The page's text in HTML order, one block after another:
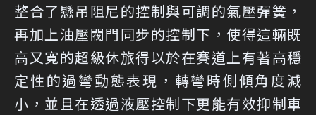
整合了懸吊阻尼的控制與可調的氣壓彈簧，
再加上油壓閥門同步的控制下，使得這輛既
高又寬的超級休旅得以於在賽道上有著高穩
定性的過彎動態表現，轉彎時側傾角度減
小，並且在透過液壓控制下更能有效抑制車